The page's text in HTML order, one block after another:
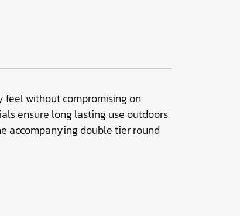
without compromising on
ensure long lasting use outdoors.
accompanying double tier round